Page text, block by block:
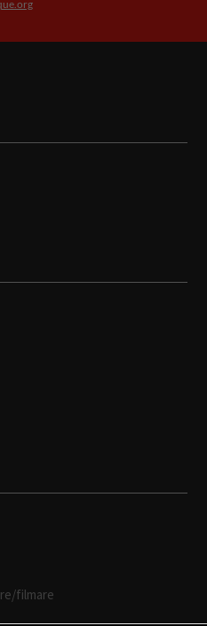
filmare
Son